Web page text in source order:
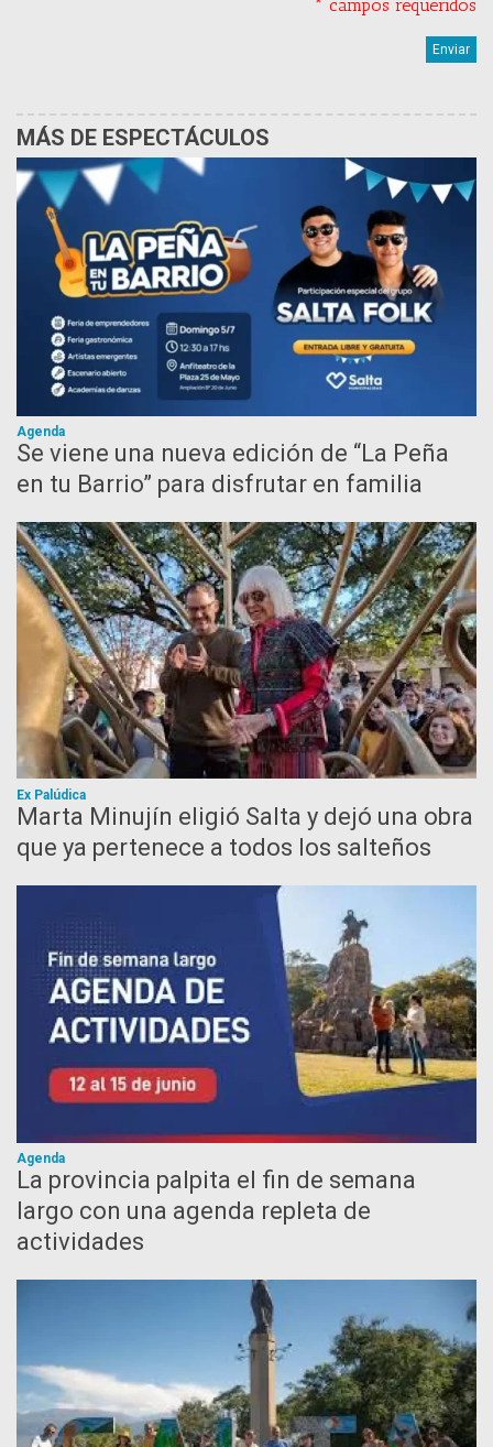
* campos requeridos
MÁS DE ESPECTÁCULOS
Agenda
Se viene una nueva edición de “La Peña
en tu Barrio” para disfrutar en familia
Ex Palúdica
Marta Minujín eligió Salta y dejó una obra
que ya pertenece a todos los salteños
Agenda
La provincia palpita el fin de semana
largo con una agenda repleta de
actividades